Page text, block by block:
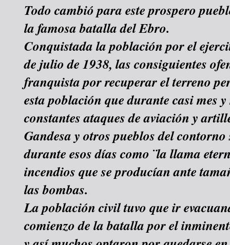
Todo cambió para este prospero
la famosa batalla del Ebro.
Conquistada la población por el
de julio de 1938, las consiguientes
franquista por recuperar el terreno
esta población que durante casi mes
constantes ataques de aviación y
Gandesa y otros pueblos del
durante esos días como ¨la llama
incendios que se producían ante
las bombas.
La población civil tuvo que ir
comienzo de la batalla por el